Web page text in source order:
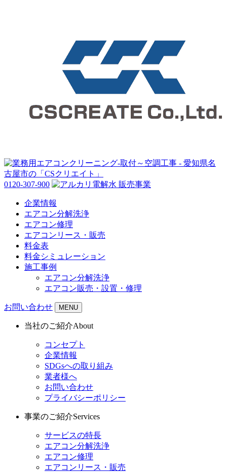
0120-307-900
企業情報
エアコン分解洗浄
エアコン修理
エアコンリース・販売
料金表
料金シミュレーション
施工事例
エアコン分解洗浄
エアコン販売・設置・修理
お問い合わせ MENU
当社のご紹介About
コンセプト
企業情報
SDGsへの取り組み
業者様へ
お問い合わせ
プライバシーポリシー
事業のご紹介Services
サービスの特長
エアコン分解洗浄
エアコン修理
エアコンリース・販売